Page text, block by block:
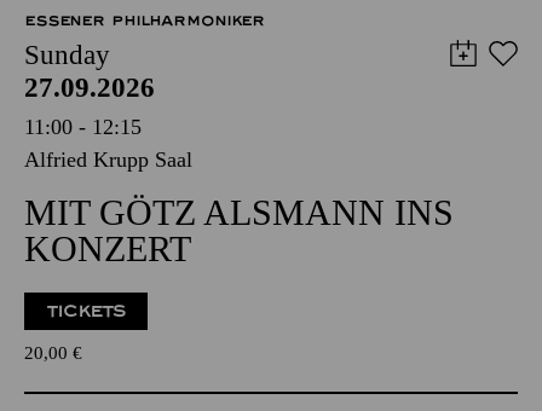
ESSENER PHILHARMONIKER
Sunday
27.09.2026
11:00 - 12:15
Alfried Krupp Saal
MIT GÖTZ ALSMANN INS
KONZERT
TICKETS
20,00 €